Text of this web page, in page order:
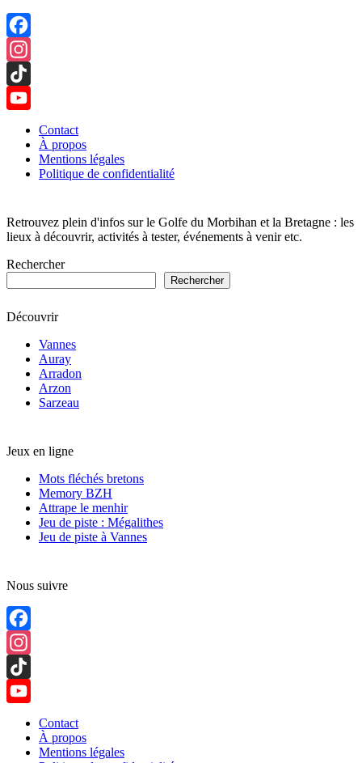
Facebook
Instagram
TikTok
Channel
Contact
À propos
Mentions légales
Politique de confidentialité
Retrouvez plein d'infos sur le Golfe du Morbihan et la Bretagne : les
lieux à découvrir, activités à tester, événements à venir etc.
Rechercher
Rechercher
Découvrir
Vannes
Auray
Arradon
Arzon
Sarzeau
Jeux en ligne
Mots fléchés bretons
Memory BZH
Attrape le menhir
Jeu de piste : Mégalithes
Jeu de piste à Vannes
Nous suivre
Facebook
Instagram
TikTok
Channel
Contact
À propos
Mentions légales